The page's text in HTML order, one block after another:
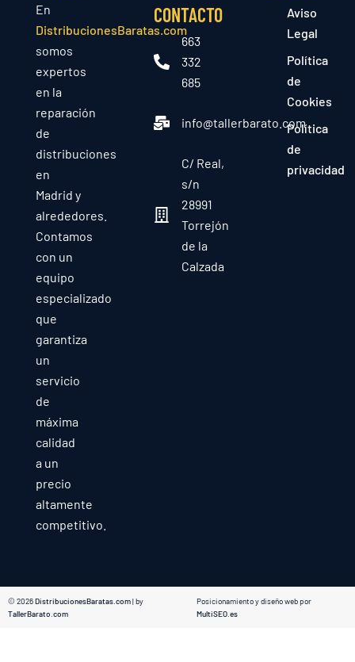
En
DistribucionesBaratas.com
somos
expertos
en la
reparación
de
distribuciones
en
Madrid y
alrededores.
Contamos
con un
equipo
especializado
que
garantiza
un
servicio
de
máxima
calidad
a un
precio
altamente
competitivo.
CONTACTO
663
332
685
info@tallerbarato.com
C/ Real,
s/n
28991
Torrejón
de la
Calzada
Aviso
Legal
Política
de
Cookies
Política
de
privacidad
© 2026DistribucionesBaratas.com| by
TallerBarato.com
Posicionamiento y diseño web por
MultiSEO.es